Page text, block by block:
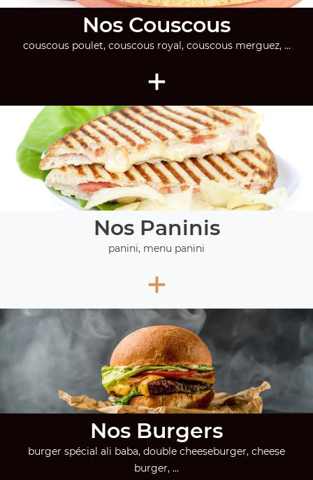
Nos Couscous
couscous poulet, couscous royal, couscous merguez, ...
+
Nos Paninis
panini, menu panini
+
Nos Burgers
burger spécial ali baba, double cheeseburger, cheese
burger, ...